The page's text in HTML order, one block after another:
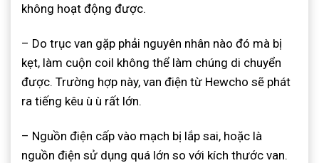
không hoạt động được.
– Do trục van gặp phải nguyên nhân nào đó mà bị
kẹt, làm cuộn coil không thể làm chúng di chuyển
được. Trường hợp này, van điện từ Hewcho sẽ phát
ra tiếng kêu ù ù rất lớn.
– Nguồn điện cấp vào mạch bị lắp sai, hoặc là
nguồn điện sử dụng quá lớn so với kích thước van.